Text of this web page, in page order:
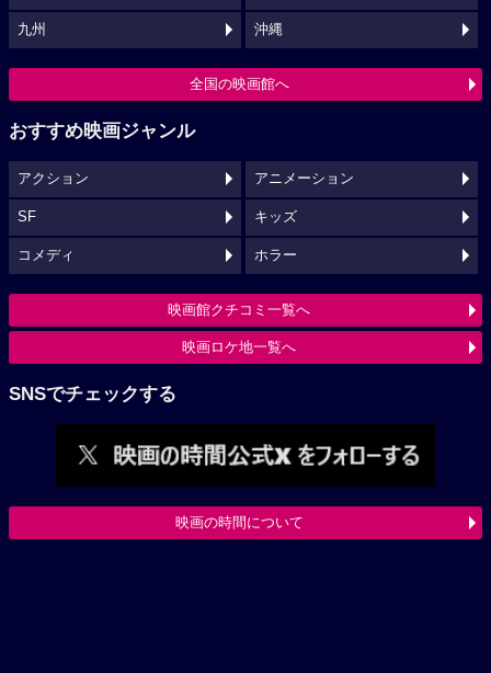
九州 沖縄
全国の映画館へ
おすすめ映画ジャンル
アクション アニメーション
SF キッズ
コメディ ホラー
映画館クチコミ一覧へ
映画ロケ地一覧へ
SNSでチェックする
映画の時間について